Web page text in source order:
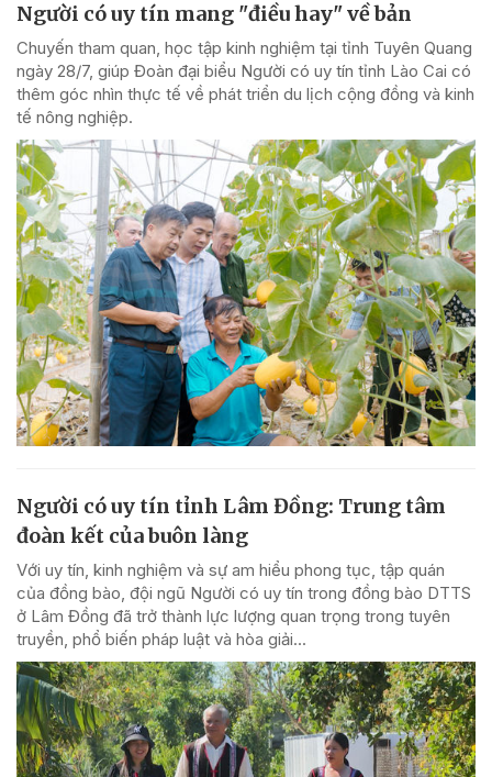
Người có uy tín mang "điều hay" về bản
Chuyến tham quan, học tập kinh nghiệm tại tỉnh Tuyên Quang
ngày 28/7, giúp Đoàn đại biểu Người có uy tín tỉnh Lào Cai có
thêm góc nhìn thực tế về phát triển du lịch cộng đồng và kinh
tế nông nghiệp.
Người có uy tín tỉnh Lâm Đồng: Trung tâm
đoàn kết của buôn làng
Với uy tín, kinh nghiệm và sự am hiểu phong tục, tập quán
của đồng bào, đội ngũ Người có uy tín trong đồng bào DTTS
ở Lâm Đồng đã trở thành lực lượng quan trọng trong tuyên
truyền, phổ biến pháp luật và hòa giải...